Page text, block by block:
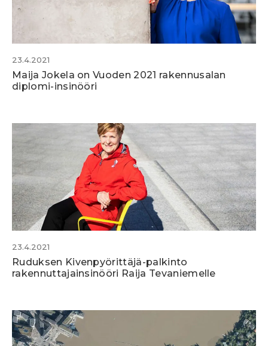
23.4.2021
Maija Jokela on Vuoden 2021 rakennusalan
diplomi-insinööri
23.4.2021
Ruduksen Kivenpyörittäjä-palkinto
rakennuttajainsinööri Raija Tevaniemelle